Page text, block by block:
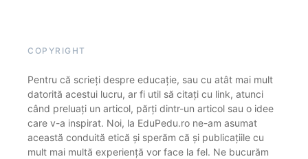
COPYRIGHT
Pentru că scrieți despre educație, sau cu atât mai mult
datorită acestui lucru, ar fi util să citați cu link, atunci
când preluați un articol, părți dintr-un articol sau o idee
care v-a inspirat. Noi, la EduPedu.ro ne-am asumat
această conduită etică și sperăm că și publicațiile cu
mult mai multă experiență vor face la fel. Ne bucurăm